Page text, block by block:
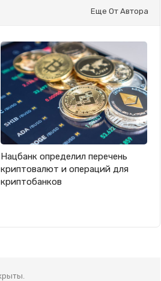
Еще От Автора
Нацбанк определил перечень
криптовалют и операций для
криптобанков